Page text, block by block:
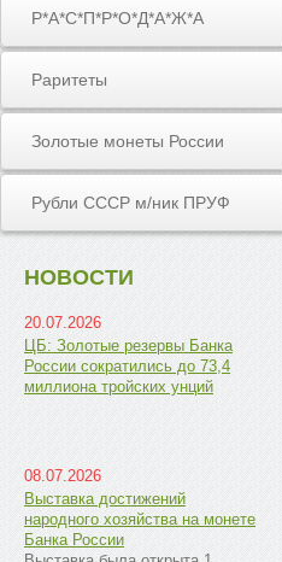
Р*А*С*П*Р*О*Д*А*Ж*А
Раритеты
Золотые монеты России
Рубли СССР м/ник ПРУФ
НОВОСТИ
20.07.2026
ЦБ: Золотые резервы Банка
России сократились до 73,4
миллиона тройских унций
08.07.2026
Выставка достижений
народного хозяйства на монете
Банка России